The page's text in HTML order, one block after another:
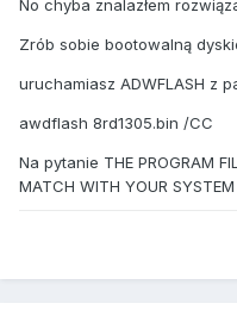
No chyba znalazłem
Zrób sobie bootowalną
uruchamiasz ADWFLASH z
awdflash 8rd1305.bin /CC
Na pytanie THE PROGRAM
MATCH WITH YOUR